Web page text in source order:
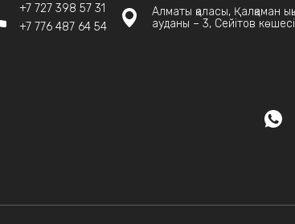
+7 727 398 57 31
+7 776 487 64 54
Алматы қаласы, Қалқаман
ауданы – 3, Сейітов көшесі